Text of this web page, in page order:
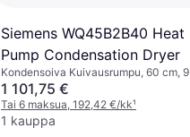
Siemens WQ45B2B40 Heat
Pump Condensation Dryer
Kondensoiva Kuivausrumpu, 60 cm, 9
kg
1 101,75 €
Tai 6 maksua, 192,42 €/kk¹
1 kauppa